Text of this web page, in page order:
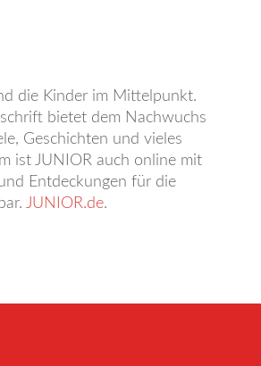
die Kinder im Mittelpunkt.
bietet dem Nachwuchs
Geschichten und vieles
ist JUNIOR auch online mit
Entdeckungen für die
JUNIOR.de.